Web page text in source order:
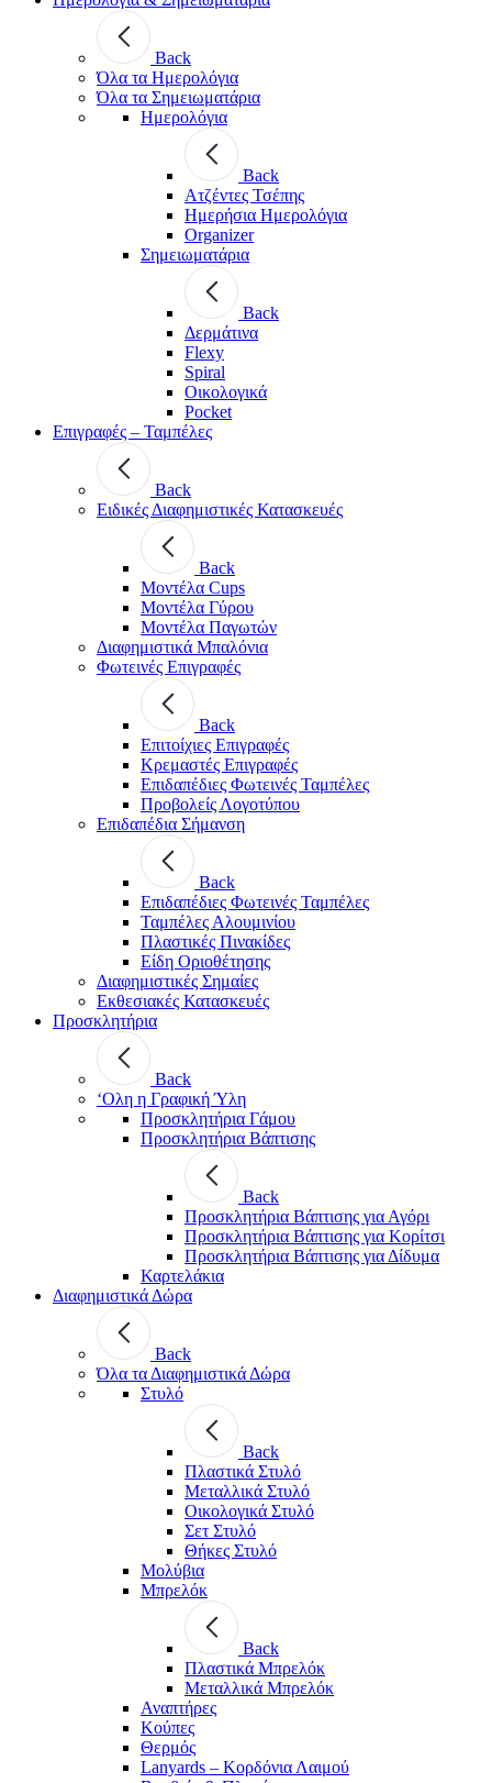
Back
Όλα τα Ημερολόγια
Όλα τα Σημειωματάρια
Ημερολόγια
Back
Ατζέντες Τσέπης
Ημερήσια Ημερολόγια
Organizer
Σημειωματάρια
Back
Δερμάτινα
Flexy
Spiral
Οικολογικά
Pocket
Επιγραφές – Ταμπέλες
Back
Ειδικές Διαφημιστικές Κατασκευές
Back
Μοντέλα Cups
Μοντέλα Γύρου
Μοντέλα Παγωτών
Διαφημιστικά Μπαλόνια
Φωτεινές Επιγραφές
Back
Επιτοίχιες Επιγραφές
Κρεμαστές Επιγραφές
Επιδαπέδιες Φωτεινές Ταμπέλες
Προβολείς Λογοτύπου
Επιδαπέδια Σήμανση
Back
Επιδαπέδιες Φωτεινές Ταμπέλες
Ταμπέλες Αλουμινίου
Πλαστικές Πινακίδες
Είδη Οριοθέτησης
Διαφημιστικές Σημαίες
Εκθεσιακές Κατασκευές
Προσκλητήρια
Back
‘Ολη η Γραφική Ύλη
Προσκλητήρια Γάμου
Προσκλητήρια Βάπτισης
Back
Προσκλητήρια Βάπτισης για Αγόρι
Προσκλητήρια Βάπτισης για Κορίτσι
Προσκλητήρια Βάπτισης για Δίδυμα
Καρτελάκια
Διαφημιστικά Δώρα
Back
Όλα τα Διαφημιστικά Δώρα
Στυλό
Back
Πλαστικά Στυλό
Μεταλλικά Στυλό
Οικολογικά Στυλό
Σετ Στυλό
Θήκες Στυλό
Μολύβια
Μπρελόκ
Back
Πλαστικά Μπρελόκ
Μεταλλικά Μπρελόκ
Αναπτήρες
Κούπες
Θερμός
Lanyards – Kορδόνια Λαιμού